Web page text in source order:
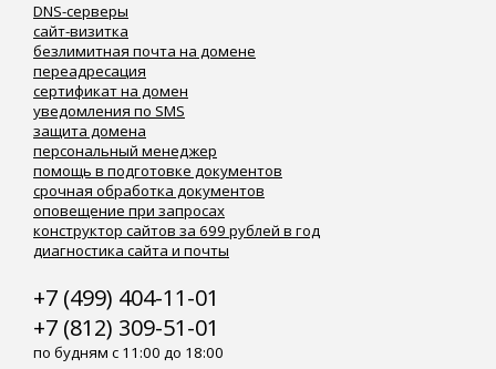
DNS-серверы
сайт-визитка
безлимитная почта на домене
переадресация
сертификат на домен
уведомления по SMS
защита домена
персональный менеджер
помощь в подготовке документов
срочная обработка документов
оповещение при запросах
конструктор сайтов за 699 рублей в год
диагностика сайта и почты
+7 (499) 404-11-01
+7 (812) 309-51-01
по будням с 11:00 до 18:00